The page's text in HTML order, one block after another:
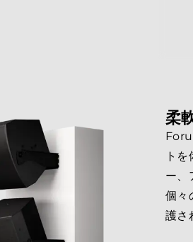
柔
ト
ー、
個々
護さ